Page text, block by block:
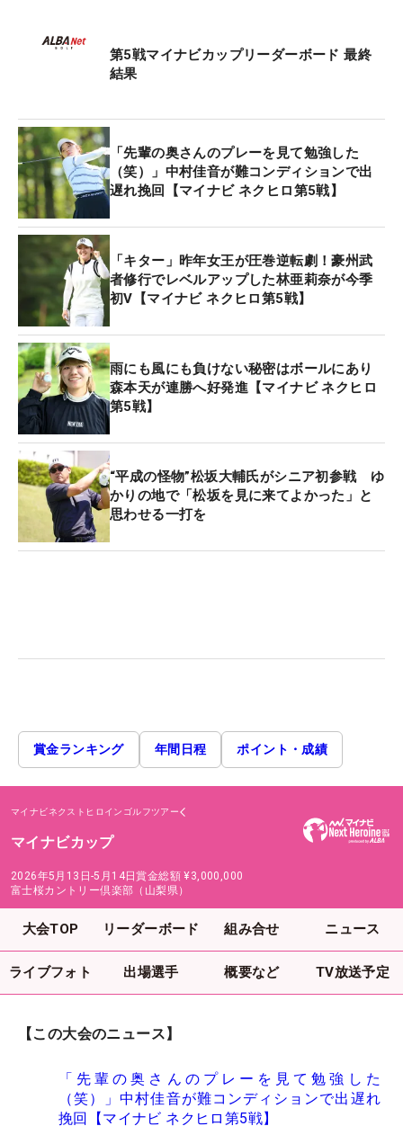
第5戦マイナビカップリーダーボード 最終
結果
「先輩の奥さんのプレーを見て勉強した
（笑）」中村佳音が難コンディションで出
遅れ挽回【マイナビ ネクヒロ第5戦】
「キター」昨年女王が圧巻逆転劇！豪州武
者修行でレベルアップした林亜莉奈が今季
初V【マイナビ ネクヒロ第5戦】
雨にも風にも負けない秘密はボールにあり
森本天が連勝へ好発進【マイナビ ネクヒロ
第5戦】
“平成の怪物”松坂大輔氏がシニア初参戦 ゆ
かりの地で「松坂を見に来てよかった」と
思わせる一打を
賞金ランキング 年間日程 ポイント・成績
マイナビネクストヒロインゴルフツアー
マイナビカップ
2026年5月13日-5月14日賞金総額 ¥3,000,000
富士桜カントリー倶楽部（山梨県）
大会TOP リーダーボード 組み合せ ニュース
ライブフォト 出場選手 概要など TV放送予定
【この大会のニュース】
「先輩の奥さんのプレーを見て勉強した
（笑）」中村佳音が難コンディションで出遅れ
挽回【マイナビ ネクヒロ第5戦】